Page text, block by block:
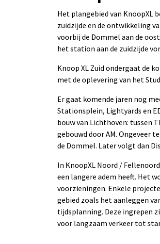
Het plangebied van KnoopXL
zuidzijde en de ontwikkeling
voorbij de Dommel aan de
het station aan de zuidzijde
Knoop XL Zuid ondergaat de
met de oplevering van het
Er gaat komende jaren nog
Stationsplein, Lightyards en
bouw van Lichthoven: tussen
gebouwd door AM. Ongeveer
de Dommel. Later volgt dan
In KnoopXL Noord /
een langere adem heeft. Het
voorzieningen. Enkele
gebied zoals het aanleggen
tijdsplanning. Deze ingrepen
voor langzaam verkeer tot